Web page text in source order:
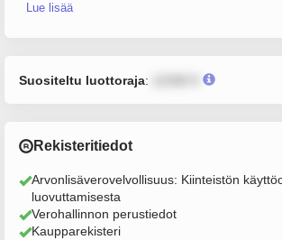
Lue lisää
Suositeltu luottoraja:
Rekisteritiedot
Arvonlisäverovelvollisuus: Kiinteistön
luovuttamisesta
Verohallinnon perustiedot
Kaupparekisteri